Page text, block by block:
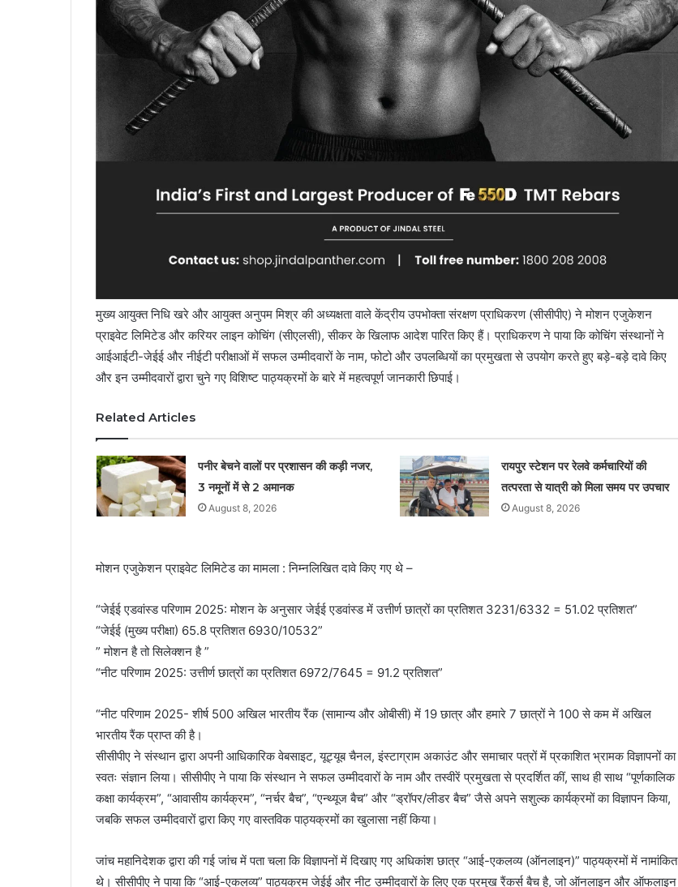
मुख्य आयुक्त निधि खरे और आयुक्त अनुपम मिश्र की अध्यक्षता वाले केंद्रीय उपभोक्ता संरक्षण प्राधिकरण (सीसीपीए) ने मोशन एजुकेशन
प्राइवेट लिमिटेड और करियर लाइन कोचिंग (सीएलसी), सीकर के खिलाफ आदेश पारित किए हैं। प्राधिकरण ने पाया कि कोचिंग संस्थानों ने
आईआईटी-जेईई और नीईटी परीक्षाओं में सफल उम्मीदवारों के नाम, फोटो और उपलब्धियों का प्रमुखता से उपयोग करते हुए बड़े-बड़े दावे किए
और इन उम्मीदवारों द्वारा चुने गए विशिष्ट पाठ्यक्रमों के बारे में महत्वपूर्ण जानकारी छिपाई।
Related Articles
पनीर बेचने वालों पर प्रशासन की कड़ी नजर,
3 नमूनों में से 2 अमानक
August 8, 2026
रायपुर स्टेशन पर रेलवे कर्मचारियों की
तत्परता से यात्री को मिला समय पर उपचार
August 8, 2026
मोशन एजुकेशन प्राइवेट लिमिटेड का मामला : निम्नलिखित दावे किए गए थे –
“जेईई एडवांस्ड परिणाम 2025: मोशन के अनुसार जेईई एडवांस्ड में उत्तीर्ण छात्रों का प्रतिशत 3231/6332 = 51.02 प्रतिशत”
“जेईई (मुख्य परीक्षा) 65.8 प्रतिशत 6930/10532”
” मोशन है तो सिलेक्शन है ”
“नीट परिणाम 2025: उत्तीर्ण छात्रों का प्रतिशत 6972/7645 = 91.2 प्रतिशत”
“नीट परिणाम 2025- शीर्ष 500 अखिल भारतीय रैंक (सामान्य और ओबीसी) में 19 छात्र और हमारे 7 छात्रों ने 100 से कम में अखिल
भारतीय रैंक प्राप्त की है।
सीसीपीए ने संस्थान द्वारा अपनी आधिकारिक वेबसाइट, यूट्यूब चैनल, इंस्टाग्राम अकाउंट और समाचार पत्रों में प्रकाशित भ्रामक विज्ञापनों का
स्वतः संज्ञान लिया। सीसीपीए ने पाया कि संस्थान ने सफल उम्मीदवारों के नाम और तस्वीरें प्रमुखता से प्रदर्शित कीं, साथ ही साथ “पूर्णकालिक
कक्षा कार्यक्रम”, “आवासीय कार्यक्रम”, “नर्चर बैच”, “एन्थ्यूज बैच” और “ड्रॉपर/लीडर बैच” जैसे अपने सशुल्क कार्यक्रमों का विज्ञापन किया,
जबकि सफल उम्मीदवारों द्वारा किए गए वास्तविक पाठ्यक्रमों का खुलासा नहीं किया।
जांच महानिदेशक द्वारा की गई जांच में पता चला कि विज्ञापनों में दिखाए गए अधिकांश छात्र “आई-एकलव्य (ऑनलाइन)” पाठ्यक्रमों में नामांकित
थे। सीसीपीए ने पाया कि “आई-एकलव्य” पाठ्यक्रम जेईई और नीट उम्मीदवारों के लिए एक प्रमुख रैंकर्स बैच है, जो ऑनलाइन और ऑफलाइन